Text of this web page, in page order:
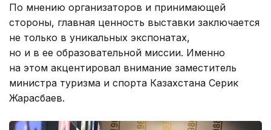
По мнению организаторов и принимающей
стороны, главная ценность выставки заключается
не только в уникальных экспонатах,
но и в ее образовательной миссии. Именно
на этом акцентировал внимание заместитель
министра туризма и спорта Казахстана Серик
Жарасбаев.